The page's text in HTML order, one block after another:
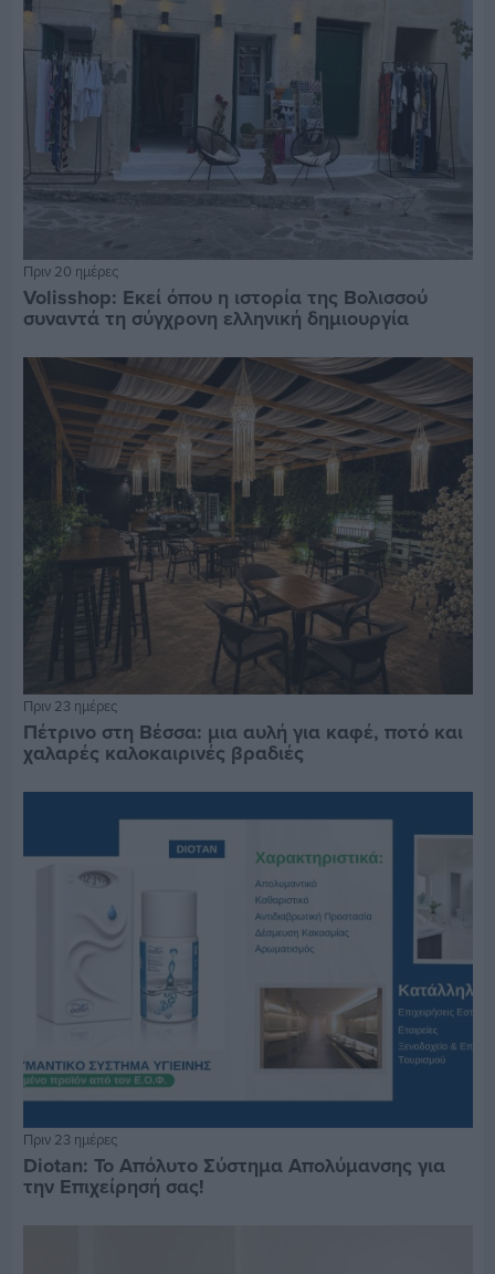
Πριν 20 ημέρες
Volisshop: Εκεί όπου η ιστορία της Βολισσού
συναντά τη σύγχρονη ελληνική δημιουργία
Πριν 23 ημέρες
Πέτρινο στη Βέσσα: μια αυλή για καφέ, ποτό και
χαλαρές καλοκαιρινές βραδιές
Πριν 23 ημέρες
Diotan: Το Απόλυτο Σύστημα Απολύμανσης για
την Επιχείρησή σας!